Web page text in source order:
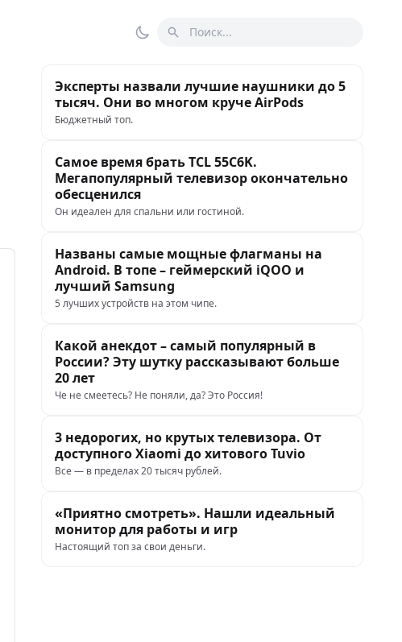
Переключить тему
Поиск
Эксперты назвали лучшие наушники до 5
тысяч. Они во многом круче AirPods
Бюджетный топ.
Самое время брать TCL 55C6K.
Мегапопулярный телевизор окончательно
обесценился
Он идеален для спальни или гостиной.
Названы самые мощные флагманы на
Android. В топе – геймерский iQOO и
лучший Samsung
5 лучших устройств на этом чипе.
Какой анекдот – самый популярный в
России? Эту шутку рассказывают больше
20 лет
Че не смеетесь? Не поняли, да? Это Россия!
3 недорогих, но крутых телевизора. От
доступного Xiaomi до хитового Tuvio
Все — в пределах 20 тысяч рублей.
«Приятно смотреть». Нашли идеальный
монитор для работы и игр
Настоящий топ за свои деньги.